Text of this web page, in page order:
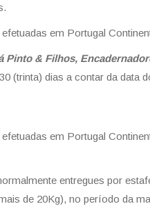
em Portugal
Pinto & Filhos,
(trinta) dias a contar da data
em Portugal
entregues por
de 20Kg), no período da